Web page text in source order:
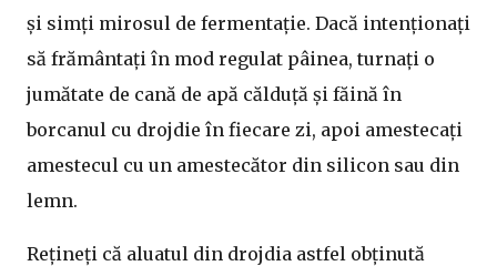
și simți mirosul de fermentație. Dacă intenționați
să frământați în mod regulat pâinea, turnați o
jumătate de cană de apă călduță și făină în
borcanul cu drojdie în fiecare zi, apoi amestecați
amestecul cu un amestecător din silicon sau din
lemn.
Rețineți că aluatul din drojdia astfel obținută